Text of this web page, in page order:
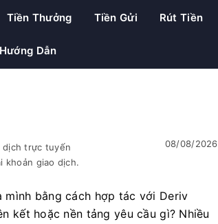
Tiền Thưởng Tiền Gửi Rút Tiền
Hướng Dẫn
dịch trực tuyến
khoản giao dịch.
08/08/2026
mình bằng cách hợp tác với Deriv
kết hoặc nền tảng yêu cầu gì? Nhiều